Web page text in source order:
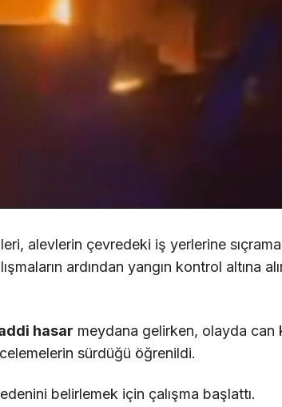
alevlerin çevredeki iş yerlerine
ardından yangın kontrol altına
hasar meydana gelirken, olayda can
sürdüğü öğrenildi.
belirlemek için çalışma başlattı.